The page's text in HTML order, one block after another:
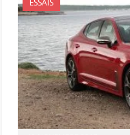
ESSAIS